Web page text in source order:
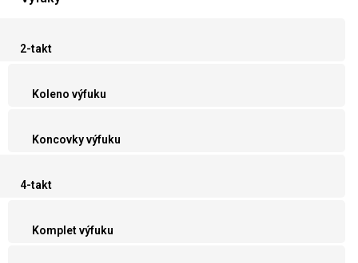
2-takt
Koleno výfuku
Koncovky výfuku
4-takt
Komplet výfuku